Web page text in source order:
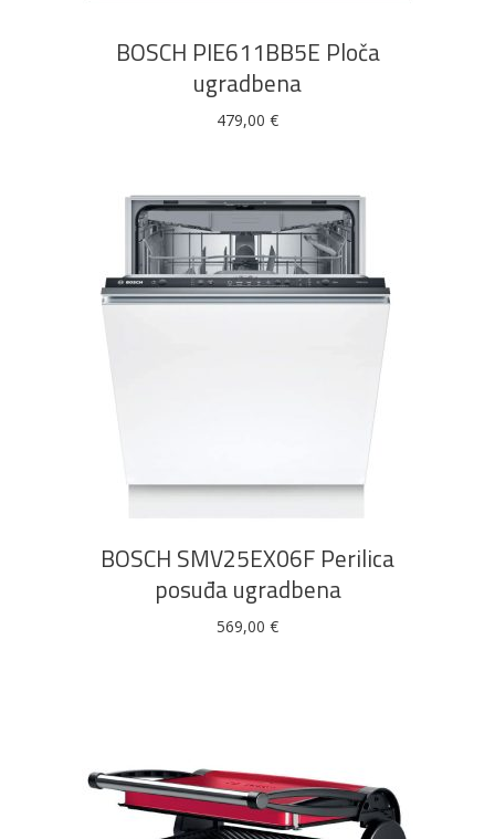
BOSCH PIE611BB5E Ploča
ugradbena
479,00 €
BOSCH SMV25EX06F Perilica
posuđa ugradbena
569,00 €